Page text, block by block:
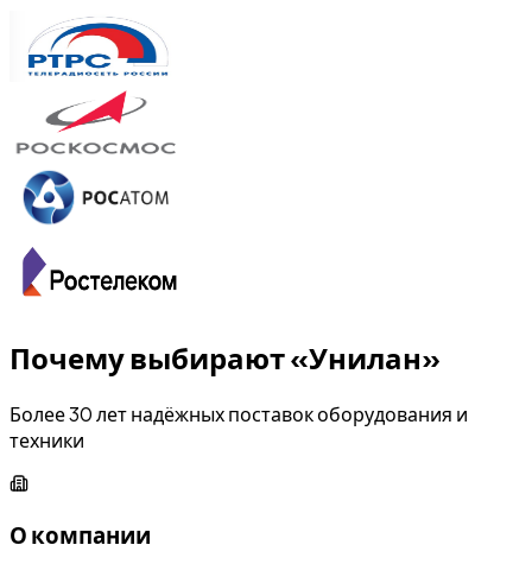
Почему выбирают «Унилан»
Более 30 лет надёжных поставок оборудования и
техники
О компании